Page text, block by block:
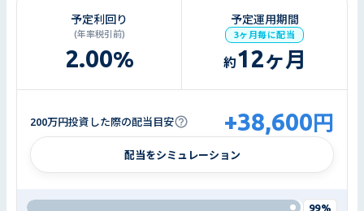
予定利回り
(年率税引前)
2.00%
予定運用期間
3ヶ月毎に配当
約12ヶ月
200万円投資した際の配当目安 +38,600 円
配当をシミュレーション
99%